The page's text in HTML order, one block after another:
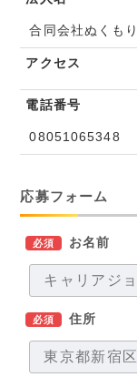
合同会社ぬくもり
アクセス
電話番号
08051065348
応募フォーム
必須 お名前
必須 住所